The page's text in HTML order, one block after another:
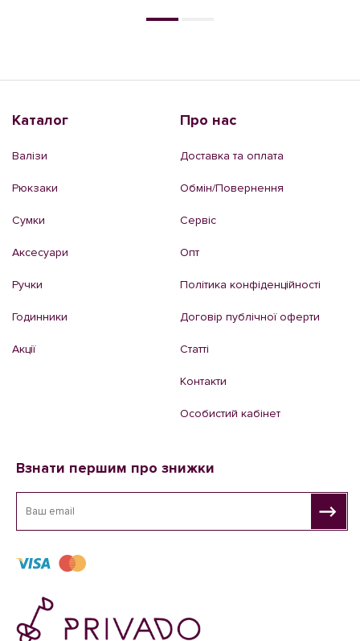
Каталог
Валізи
Рюкзаки
Сумки
Аксесуари
Ручки
Годинники
Акції
Про нас
Доставка та оплата
Обмін/Повернення
Сервіс
Опт
Політика конфіденційності
Договір публічної оферти
Статті
Контакти
Особистий кабінет
Взнати першим про знижки